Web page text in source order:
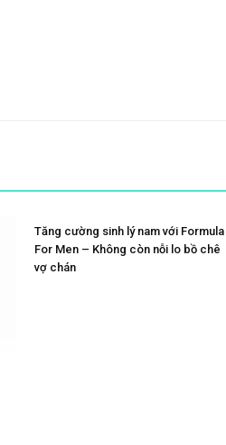
Tăng cường sinh lý nam với Formula
For Men – Không còn nỗi lo bồ chê
vợ chán